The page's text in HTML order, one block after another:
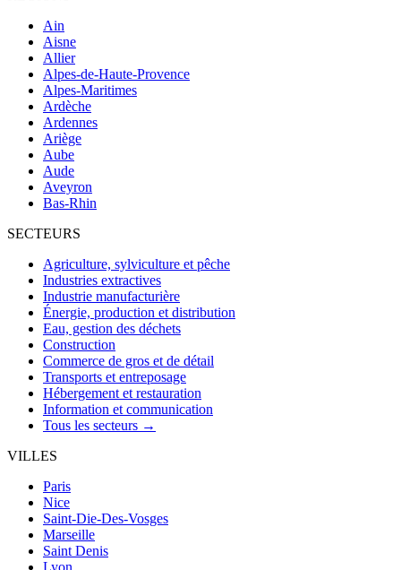
Ain
Aisne
Allier
Alpes-de-Haute-Provence
Alpes-Maritimes
Ardèche
Ardennes
Ariège
Aube
Aude
Aveyron
Bas-Rhin
SECTEURS
Agriculture, sylviculture et pêche
Industries extractives
Industrie manufacturière
Énergie, production et distribution
Eau, gestion des déchets
Construction
Commerce de gros et de détail
Transports et entreposage
Hébergement et restauration
Information et communication
Tous les secteurs →
VILLES
Paris
Nice
Saint-Die-Des-Vosges
Marseille
Saint Denis
Lyon